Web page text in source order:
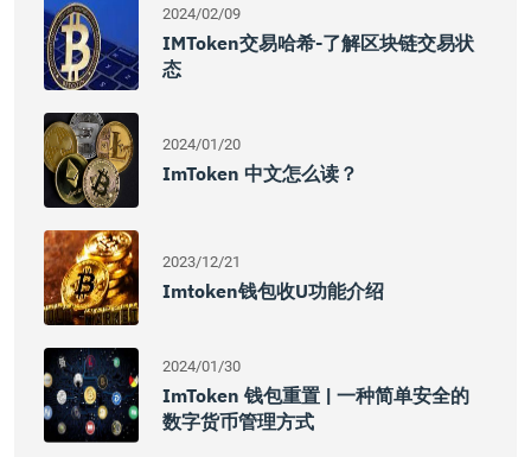
2024/02/09
IMToken交易哈希-了解区块链交易状
态
2024/01/20
ImToken 中文怎么读？
2023/12/21
Imtoken钱包收U功能介绍
2024/01/30
ImToken 钱包重置 | 一种简单安全的
数字货币管理方式